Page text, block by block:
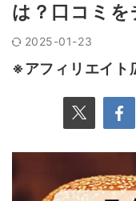
は？口コミを
2025-01-23
※アフィリエイト